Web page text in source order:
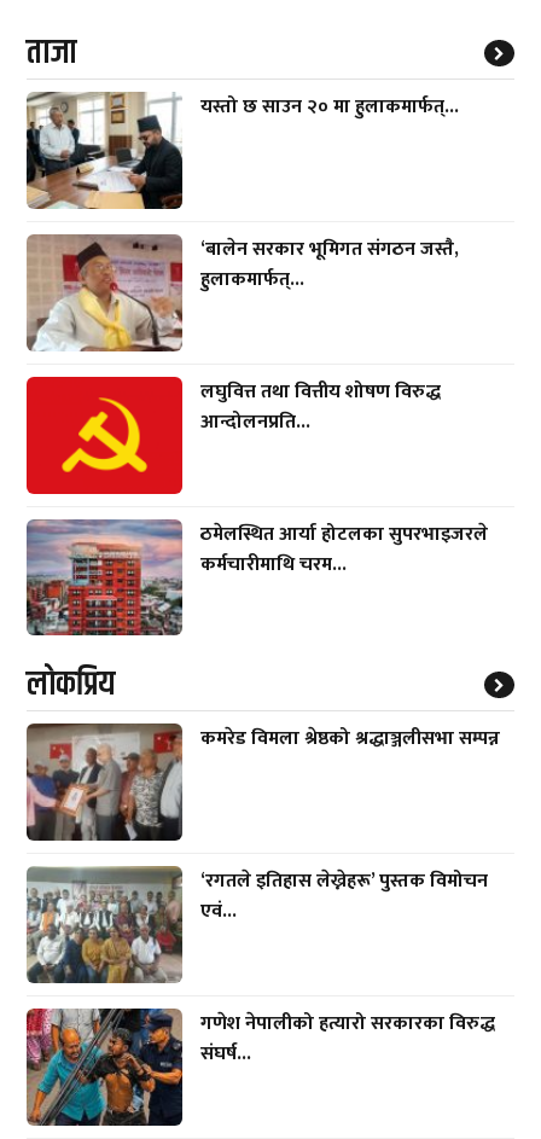
ताजा
यस्तो छ साउन २० मा हुलाकमार्फत्...
‘बालेन सरकार भूमिगत संगठन जस्तै,
हुलाकमार्फत्...
लघुवित्त तथा वित्तीय शोषण विरुद्ध
आन्दोलनप्रति...
ठमेलस्थित आर्या होटलका सुपरभाइजरले
कर्मचारीमाथि चरम...
लाेकप्रिय
कमरेड विमला श्रेष्ठको श्रद्धाञ्जलीसभा सम्पन्न
‘रगतले इतिहास लेख्नेहरू’ पुस्तक विमोचन
एवं...
गणेश नेपालीको हत्यारो सरकारका विरुद्ध
संघर्ष...